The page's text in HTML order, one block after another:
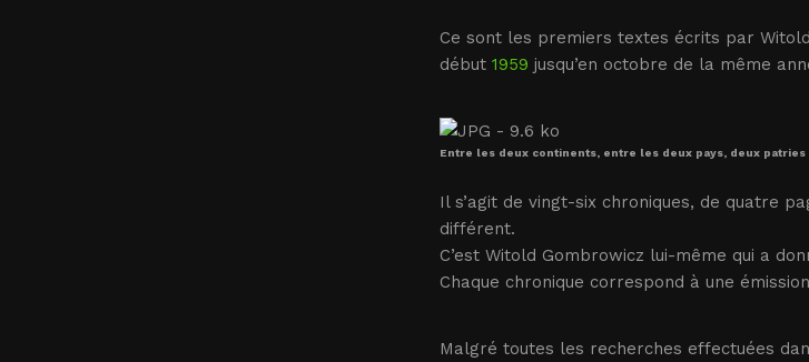
Ce sont les premiers textes écrits par
début 1959 jusqu’en octobre de la même
Entre les deux continents, entre les deux pays, deux
Il s’agit de vingt-six chroniques, de quatre
différent.
C’est Witold Gombrowicz lui-même qui a
Chaque chronique correspond à une
Malgré toutes les recherches effectuées